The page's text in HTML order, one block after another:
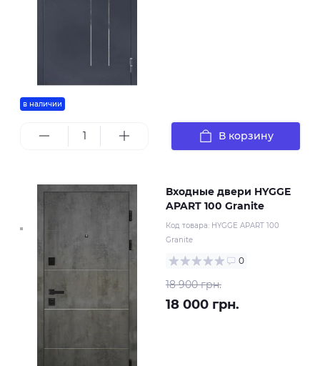
в наличии
В корзину
Входные двери HYGGE
APART 100 Granite
Код товара: HYGGE APART 100
Granite
0
18 900 грн.
18 000 грн.